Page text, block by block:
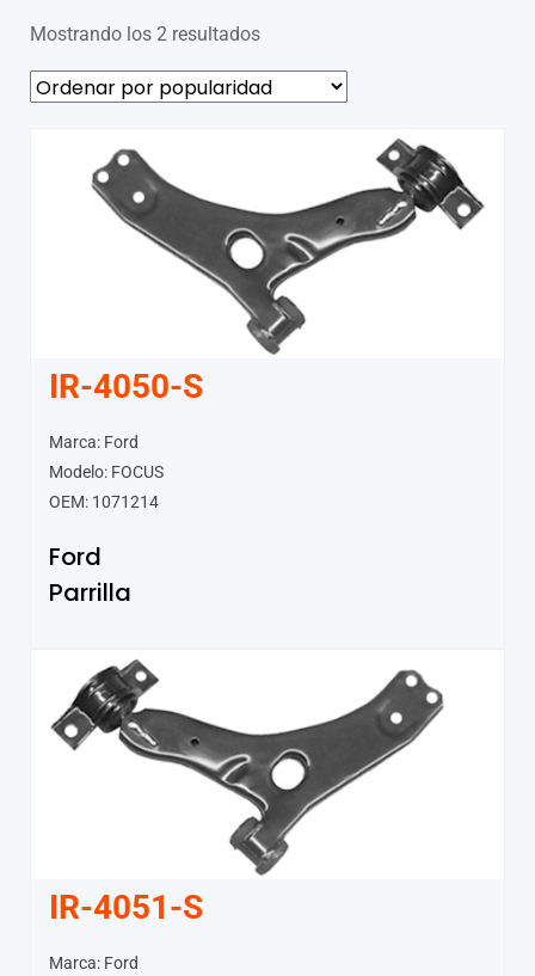
Mostrando los 2 resultados
IR-4050-S
Marca: Ford
Modelo: FOCUS
OEM: 1071214
Ford
Parrilla
IR-4051-S
Marca: Ford